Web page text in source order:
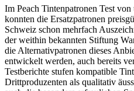
Im Peach Tintenpatronen Test
konnten die Ersatzpatronen
Schweiz schon mehrfach
der weithin bekannten Stiftung
die Alternativpatronen dieses
entwickelt werden, auch bereits
Testberichte stufen kompatible
Drittproduzenten als qualitativ